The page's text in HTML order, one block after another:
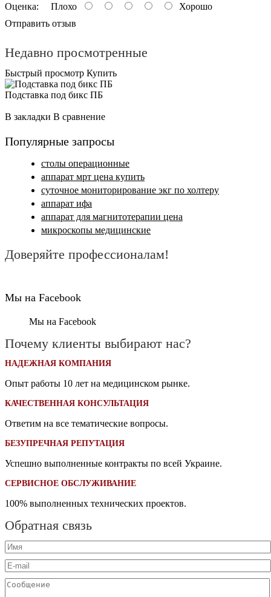
Оценка: Плохо
Хорошо
Отправить отзыв
Недавно просмотренные
Быстрый просмотр Купить
Подставка под бикс ПБ
В закладки В сравнение
Популярные запросы
столы операционные
аппарат мрт цена купить
суточное мониторирование экг по холтеру
аппарат ифа
аппарат для магнитотерапии цена
микроскопы медицинские
Доверяйте профессионалам!
Мы на Facebook
Мы на Facebook
Почему клиенты выбирают нас?
НАДЕЖНАЯ КОМПАНИЯ
Опыт работы 10 лет на медицинском рынке.
КАЧЕСТВЕННАЯ КОНСУЛЬТАЦИЯ
Ответим на все тематические вопросы.
БЕЗУПРЕЧНАЯ РЕПУТАЦИЯ
Успешно выполненные контракты по всей Украине.
СЕРВИСНОЕ ОБСЛУЖИВАНИЕ
100% выполненных технических проектов.
Обратная связь